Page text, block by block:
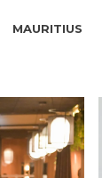
MAURITIUS